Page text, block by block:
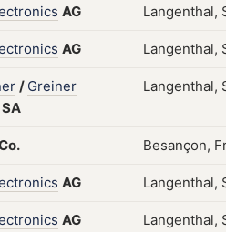
AG Langenthal,
AG Langenthal,
/ Greiner
SA
Langenthal,
Besançon,
AG Langenthal,
AG Langenthal,